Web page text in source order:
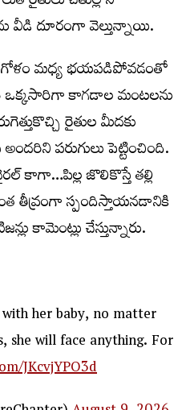
దూరంగా వెల్తున్నాయి.
మధ్య భయపడిపోవడంతో
ఒక్కసారిగా కాగడాల మంటలను
రైతుల మీదకు
పరుగులు పెట్టించింది.
జొలికొస్తే తల్లి
తీవ్రంగా స్పందిస్తాయనడానికి
కామెంట్లు చేస్తున్నారు.
her baby, no matter
will face anything. For
JKcvjYPO3d